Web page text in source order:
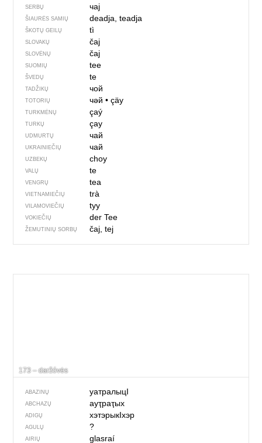
SERBŲ чај
ŠIAURĖS SAMIŲ deadja, teadja
ŠKOTŲ GEILŲ tì
SLOVAKŲ čaj
SLOVĖNŲ čaj
SUOMIŲ tee
ŠVEDŲ te
TADŽIKŲ чой
TOTORIŲ чәй• çäy
TURKMĖNŲ çaý
TURKŲ çay
UDMURTŲ чай
UKRAINIEČIŲ чай
UZBEKŲ choy
VALŲ te
VENGRŲ tea
VIETNAMIEČIŲ trà
VILAMOVIEČIŲ tyy
VOKIEČIŲ der Tee
ŽEMUTINIŲ SORBŲ čaj, tej
173 – daržóvės
ABAZINŲ уатралыцI
ABCHAZŲ ауҭраҭых
ADIGŲ хэтэрыкIхэр
AGULŲ ?
AIRIŲ glasraí